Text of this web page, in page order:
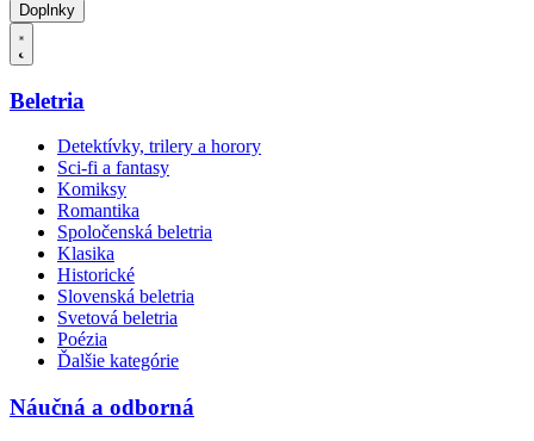
Doplnky
Beletria
Detektívky, trilery a horory
Sci-fi a fantasy
Komiksy
Romantika
Spoločenská beletria
Klasika
Historické
Slovenská beletria
Svetová beletria
Poézia
Ďalšie kategórie
Náučná a odborná